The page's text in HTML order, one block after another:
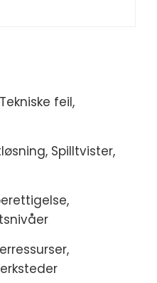
feil,
Spilltvister,